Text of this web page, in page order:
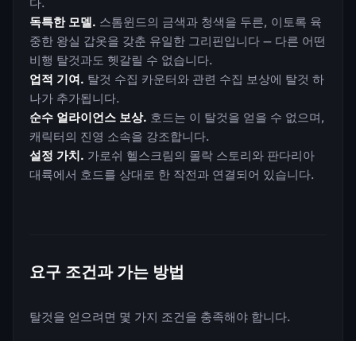
독특한 모델. 스톰윈드의 금색과 청색을 두른, 이토록 육
중한 왕실 갑옷을 갖춘 유일한 그리핀입니다 — 다른 어떤
비행 탈것과도 헷갈릴 수 없습니다.
업적 기여. 탈것 수집 카운터와 관련 수집 보상에 탈것 하
나가 추가됩니다.
순수 얼라이언스 보상. 호드는 이 탈것을 얻을 수 없으며,
캐릭터의 진영 소속을 강조합니다.
설정 가치. 가로쉬 헬스크림의 몰락 스토리와 판다리아
대륙에서 호드를 상대로 한 작전과 연결되어 있습니다.
요구 조건과 가는 방법
탈것을 얻으려면 몇 가지 조건을 충족해야 합니다.